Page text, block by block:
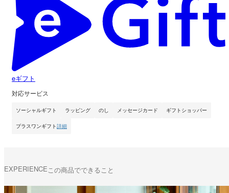
eギフト
対応サービス
ソーシャルギフト ラッピング のし メッセージカード ギフトショッパー
プラスワンギフト詳細
EXPERIENCEこの商品でできること